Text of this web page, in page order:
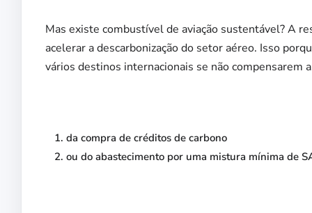
Mas existe combustível de aviação sustentável? A
acelerar a descarbonização do setor aéreo. Isso
vários destinos internacionais se não compensarem
da compra de créditos de carbono
ou do abastecimento por uma mistura mínima de